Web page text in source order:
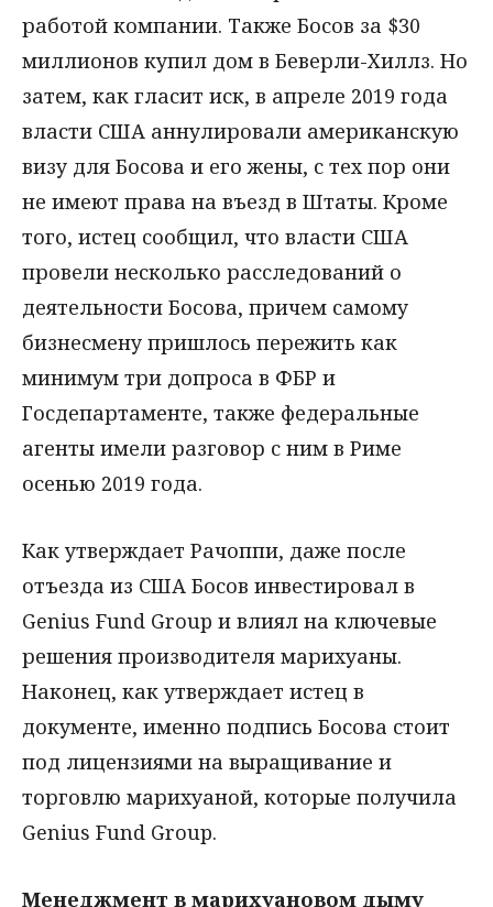
работой компании. Также Босов за $30
миллионов купил дом в Беверли-Хиллз. Но
затем, как гласит иск, в апреле 2019 года
власти США аннулировали американскую
визу для Босова и его жены, с тех пор они
не имеют права на въезд в Штаты. Кроме
того, истец сообщил, что власти США
провели несколько расследований о
деятельности Босова, причем самому
бизнесмену пришлось пережить как
минимум три допроса в ФБР и
Госдепартаменте, также федеральные
агенты имели разговор с ним в Риме
осенью 2019 года.
Как утверждает Рачоппи, даже после
отъезда из США Босов инвестировал в
Genius Fund Group и влиял на ключевые
решения производителя марихуаны.
Наконец, как утверждает истец в
документе, именно подпись Босова стоит
под лицензиями на выращивание и
торговлю марихуаной, которые получила
Genius Fund Group.
Менеджмент в марихуановом дыму